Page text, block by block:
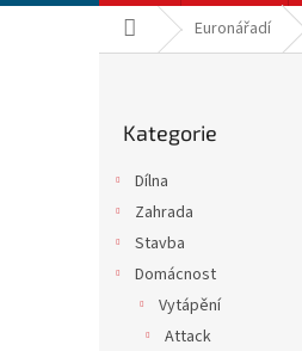
Domů Euronářadí
kategorie
Kategorie
Dílna
Zahrada
Stavba
Domácnost
Vytápění
Attack